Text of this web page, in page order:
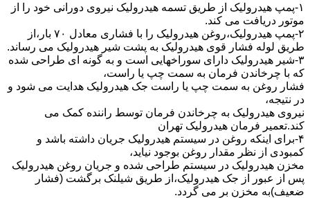
۱-پمپ هیدرولیک از طریق تسمه هیدرولیک نیروی دورانی خود را از
موتور دریافت می کند.
۲-پمپ هیدرولیک،روغن هیدرولیک را با فشاری معادل ۷۰ بار،از
طریق لوله فشار قوی هیدرولیک به پشت شیر هیدرولیک می رساند.
۳-شیر هیدرولیک دارای سوراخهایی است و به گونه ای طراحی شده
که با چرخاندن فرمان به سمت چپ یا راست،
فشار روغن به سمت چپ یا راست جک هیدرولیک هدایت می شود و
در نتیجه،
نیروی هیدرولیک به چرخاندن فرمان توسط راننده کمک می
کند.تعمیر فرمان هیدرولیک تهران
۴-برای اینکه روغن در سیستم هیدرولیک جریان داشته باشد و
کمبودی از نظر مقدار روغن بوجود نیاید،
مخزن هیدرولیک در سیستم طراحی شده و جریان روغن هیدرولیک
پس از عبور از جک هیدرولیک،از طریق شیلنک برگشت (فشار
ضعیف)به مخزن بر می گردد.